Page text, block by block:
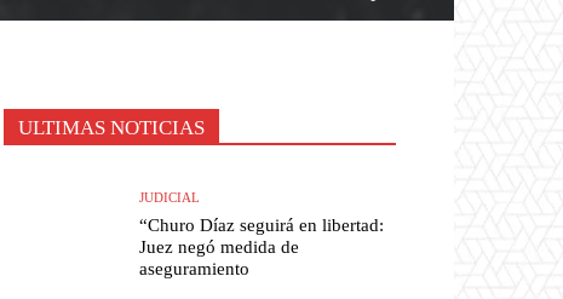
ULTIMAS NOTICIAS
JUDICIAL
“Churo Díaz seguirá en libertad:
Juez negó medida de
aseguramiento